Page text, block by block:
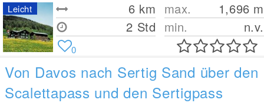
6 km
2 Std
max. 1,696 m
min.
n.v.
Leicht
0
Von Davos nach Sertig Sand über den
Scalettapass und den Sertigpass